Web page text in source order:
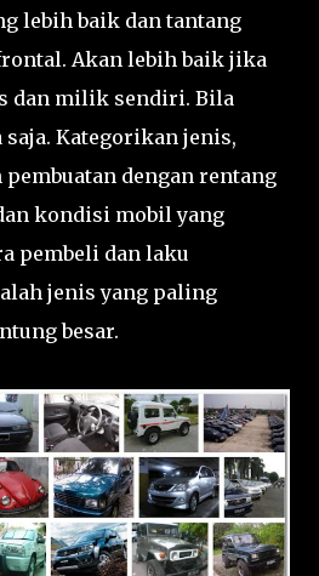
lebih baik dan tantang
Akan lebih baik jika
dan milik sendiri. Bila
Kategorikan jenis,
dengan rentang
kondisi mobil yang
pembeli dan laku
jenis yang paling
besar.